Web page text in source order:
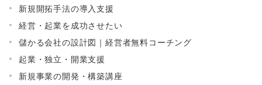
新規開拓手法の導入支援
経営・起業を成功させたい
儲かる会社の設計図｜経営者無料コーチング
起業・独立・開業支援
新規事業の開発・構築講座